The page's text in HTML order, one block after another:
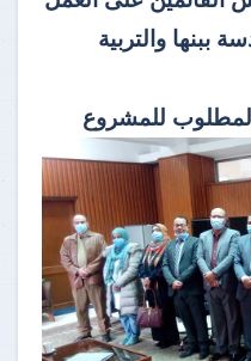
ببنها والتربية
للمشروع